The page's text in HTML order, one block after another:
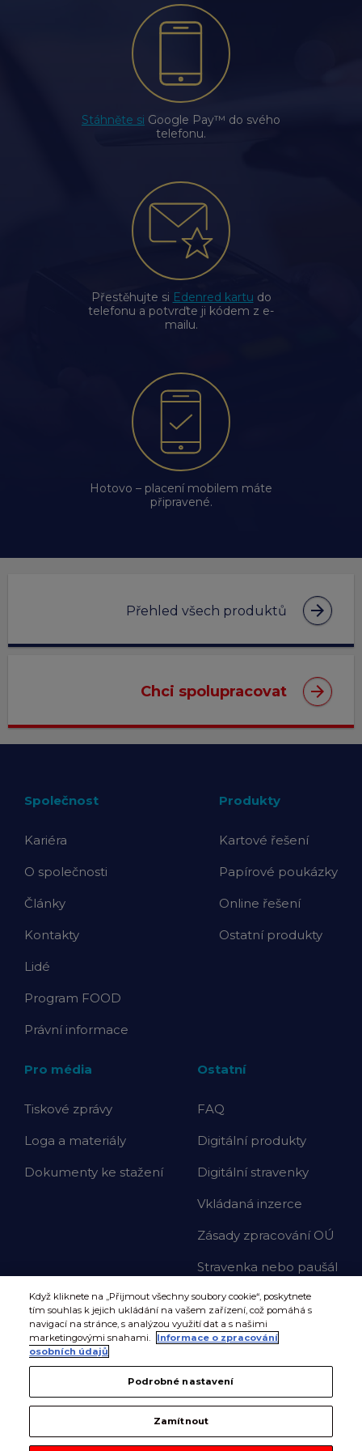
Stáhněte si Google Pay™ do svého
telefonu.
Přestěhujte si Edenred kartu do
telefonu a potvrďte ji kódem z e-
mailu.
Hotovo – placení mobilem máte
připravené.
Přehled všech produktů arrow_forward
Chci spolupracovat arrow_forward
Společnost
Kariéra
O společnosti
Články
Kontakty
Lidé
Program FOOD
Právní informace
Produkty
Kartové řešení
Papírové poukázky
Online řešení
Ostatní produkty
Pro média
Tiskové zprávy
Loga a materiály
Dokumenty ke stažení
Ostatní
FAQ
Digitální produkty
Digitální stravenky
Vkládaná inzerce
Zásady zpracování OÚ
Stravenka nebo paušál
Když kliknete na „Přijmout všechny soubory cookie“, poskytnete
tím souhlas k jejich ukládání na vašem zařízení, což pomáhá s
navigací na stránce, s analýzou využití dat a s našimi
marketingovými snahami.
Informace o zpracování
osobních údajů
Podrobné nastavení
Zamítnout